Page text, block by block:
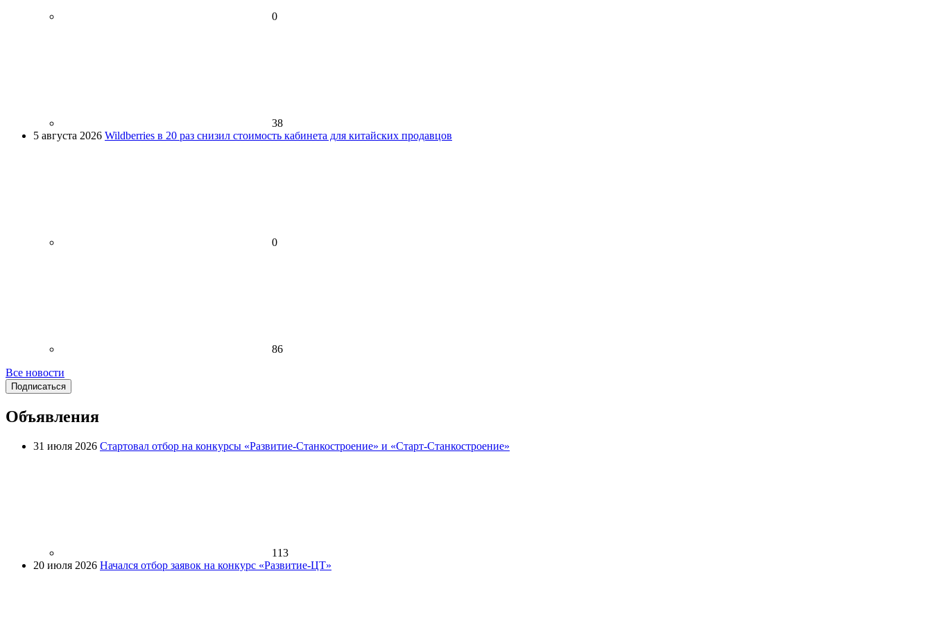
0
38
5 августа 2026 Wildberries в 20 раз снизил стоимость кабинета для китайских продавцов
0
86
Все новости
Подписаться
Объявления
31 июля 2026 Стартовал отбор на конкурсы «Развитие-Станкостроение» и «Старт-Станкостроение»
113
20 июля 2026 Начался отбор заявок на конкурс «Развитие-ЦТ»